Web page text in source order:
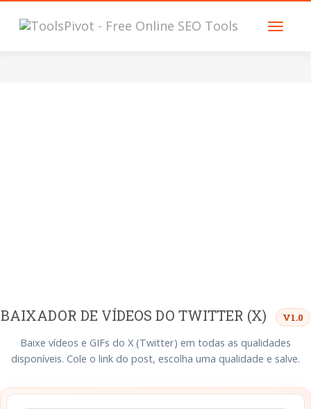
BAIXADOR DE VÍDEOS DO TWITTER (X) V1.0
Baixe vídeos e GIFs do X (Twitter) em todas as qualidades
disponíveis. Cole o link do post, escolha uma qualidade e salve.